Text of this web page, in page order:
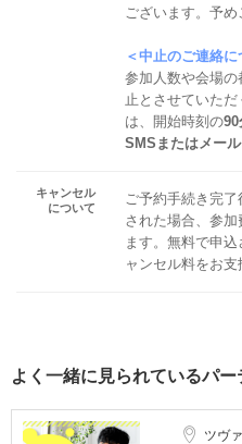
ございます。予め
＜中止のご連絡に
参加人数や会場
止とさせていた
は、開始時刻の90
SMSまたはメール
キャンセル
について
ご予約手続き完
された場合、参
ます。無料で申
ャンセル料をお支
よく一緒に見られているパー
ツヴ